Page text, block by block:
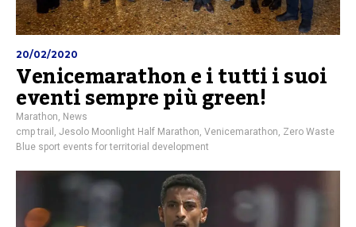
20/02/2020
Venicemarathon e i tutti i suoi
eventi sempre più green!
Marathon News
cmp trail
Jesolo Moonlight Half Marathon Venicemarathon Zero Waste
Blue sport events for territorial development